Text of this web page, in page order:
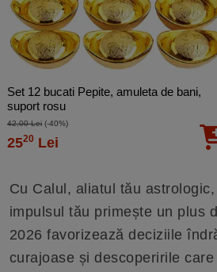
Set 12 bucati Pepite, amuleta de bani,
suport rosu
42,00 Lei (-40%)
2520 Lei
Cu Calul, aliatul tău
impulsul tău primește un plus
2026 favorizează deciziile
curajoase și descoperirile